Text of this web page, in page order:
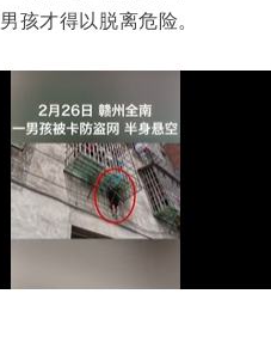
男孩才得以脱离危险。